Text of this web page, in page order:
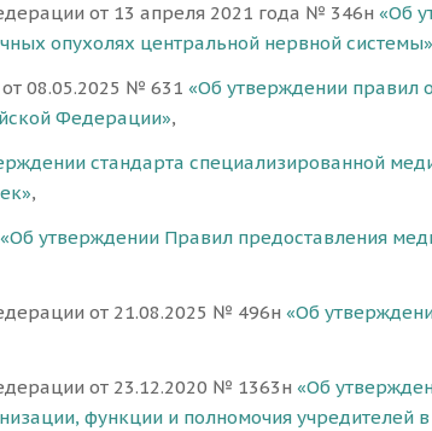
от 13 апреля 2021 года № 346н «Об
опухолях центральной нервной системы»
08.05.2025 № 631 «Об утверждении правил
Федерации»,
стандарта специализированной
,
«Об утверждении Правил предоставления
от 21.08.2025 № 496н «Об
от 23.12.2020 № 1363н «Об
функции и полномочия учредителей